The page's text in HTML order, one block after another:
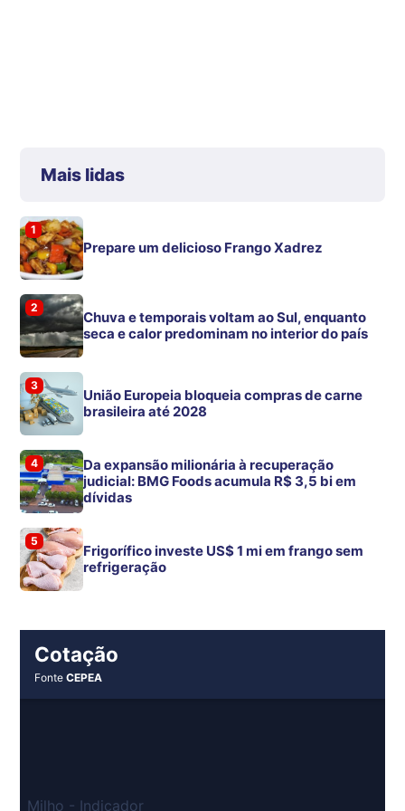
Mais lidas
1
Prepare um delicioso Frango Xadrez
2
Chuva e temporais voltam ao Sul, enquanto
seca e calor predominam no interior do país
3
União Europeia bloqueia compras de carne
brasileira até 2028
4
Da expansão milionária à recuperação
judicial: BMG Foods acumula R$ 3,5 bi em
dívidas
5
Frigorífico investe US$ 1 mi em frango sem
refrigeração
Cotação
FonteCEPEA
Milho - Indicador